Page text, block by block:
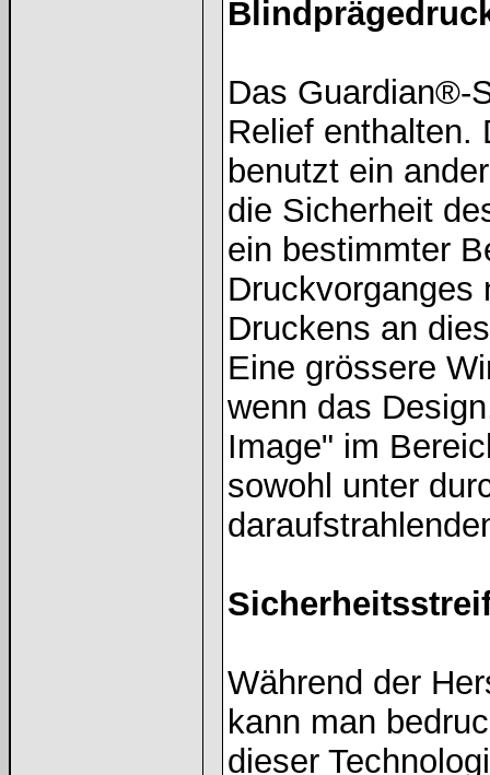
Das Guardian®-
Relief enthalten.
benutzt ein
die Sicherheit
ein bestimmter
Druckvorganges
Druckens an
Eine grössere
wenn das
Image" im
sowohl unter
Während der
kann man
dieser